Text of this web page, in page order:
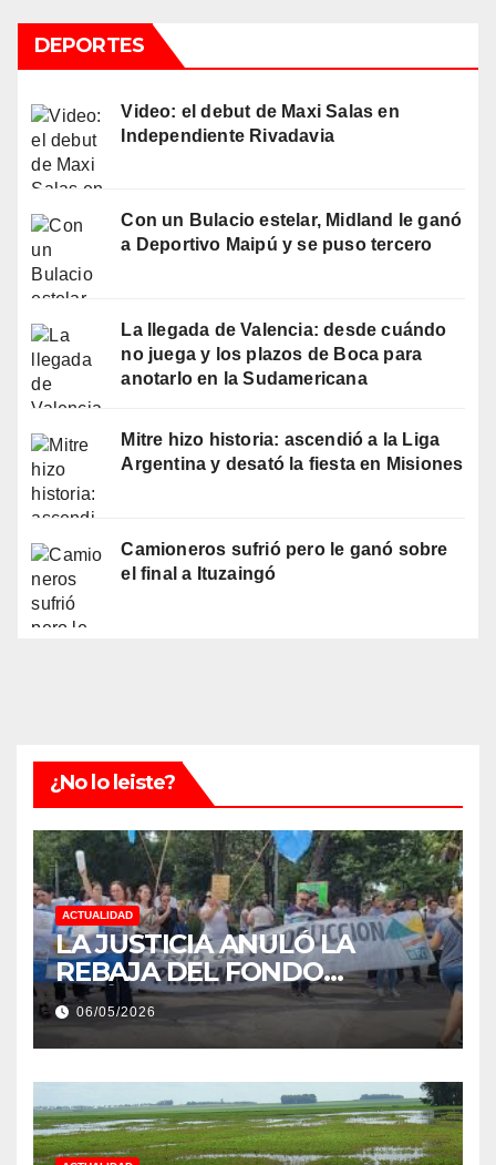
DEPORTES
Video: el debut de Maxi Salas en
Independiente Rivadavia
Con un Bulacio estelar, Midland le ganó
a Deportivo Maipú y se puso tercero
La llegada de Valencia: desde cuándo
no juega y los plazos de Boca para
anotarlo en la Sudamericana
Mitre hizo historia: ascendió a la Liga
Argentina y desató la fiesta en Misiones
Camioneros sufrió pero le ganó sobre
el final a Ituzaingó
¿No lo leiste?
ACTUALIDAD
LA JUSTICIA ANULÓ LA
REBAJA DEL FONDO
ESTÍMULO A EMPLEADOS DE
PRODUCCIÓN DE LA
PROVINCIA DEL CHACO
06/05/2026